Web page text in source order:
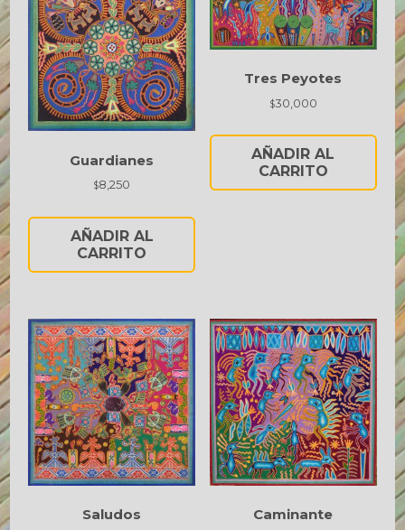
Guardianes
$8,250
AÑADIR AL
CARRITO
Tres Peyotes
$30,000
AÑADIR AL
CARRITO
Saludos Caminante